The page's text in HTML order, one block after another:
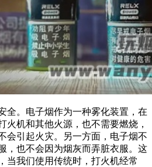
全。电子烟作为一种雾化装置，在
火机和其他火源，也不需要燃烧，
会引起火灾。另一方面，电子烟不
，也不会因为烟灰而弄脏衣服。这
当我们使用传统时，打火机经常